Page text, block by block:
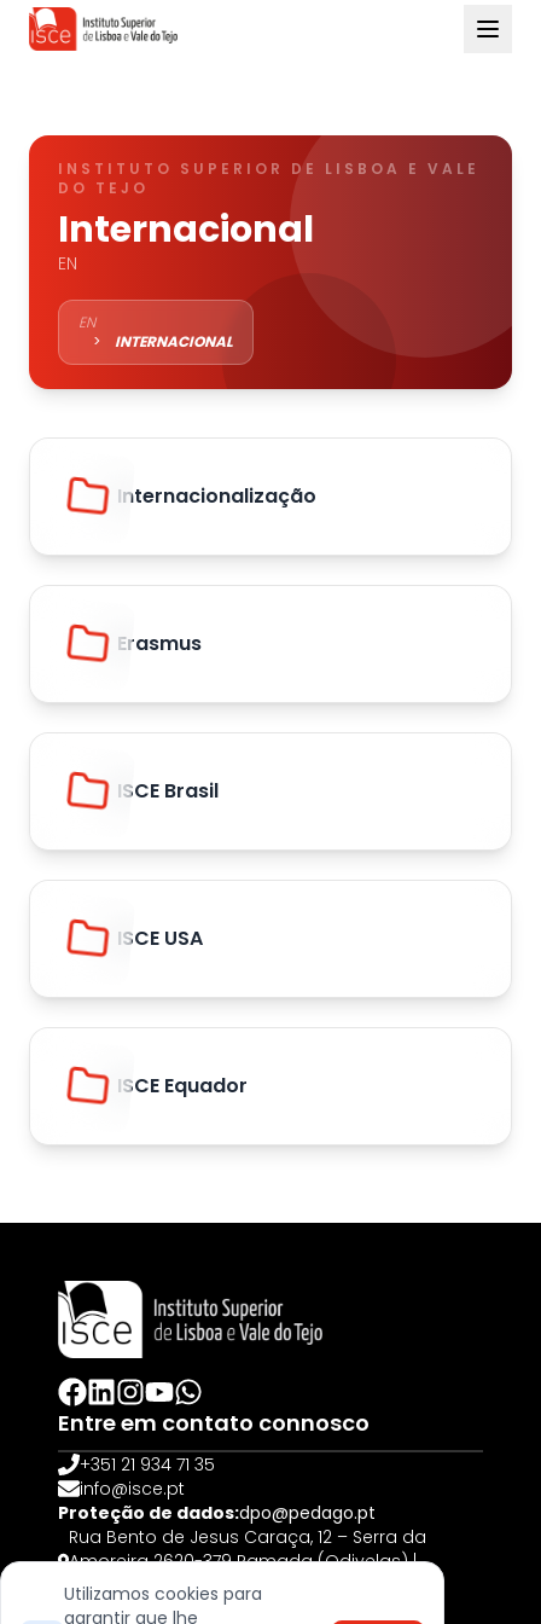
Utilizamos cookies para
garantir que lhe
INSTITUTO SUPERIOR DE LISBOA E VALE
DO TEJO
Internacional
EN
EN
>
INTERNACIONAL
Internacionalização
Erasmus
ISCE Brasil
ISCE USA
ISCE Equador
Entre em contato connosco
+351 21 934 71 35
info@isce.pt
Proteção de dados:dpo@pedago.pt
Rua Bento de Jesus Caraça, 12 – Serra da
Amoreira 2620-379 Ramada (Odivelas) |
PORTUGAL